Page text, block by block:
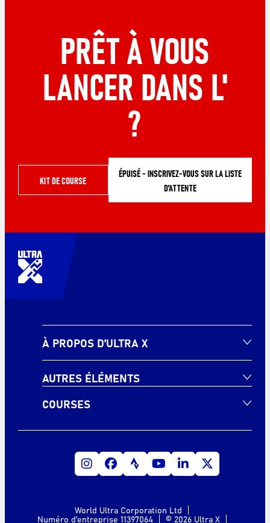
PRÊT À VOUS
LANCER DANS L'
?
KIT DE COURSE
ÉPUISÉ - INSCRIVEZ-VOUS SUR LA LISTE
D'ATTENTE
À PROPOS D'ULTRA X
AUTRES ÉLÉMENTS
COURSES
World Ultra Corporation Ltd
Numéro d'entreprise 11397064 © 2026 Ultra X